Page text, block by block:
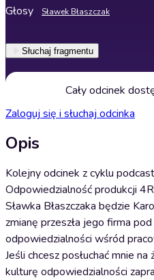
Głosy Sławek Błaszczak
Słuchaj fragmentu
Cały odcinek
Zaloguj się i słuchaj odcinka
Opis
Kolejny odcinek z cyklu
Odpowiedzialność produkcji
Sławka Błaszczaka będzie
zmianę przeszła jego firma
odpowiedzialności wśród
Jeśli chcesz posłuchać mnie
kulturę odpowiedzialności